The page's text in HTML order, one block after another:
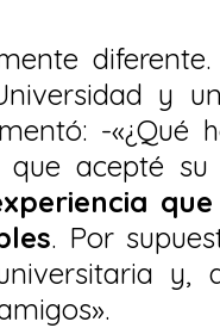
y
-«¿Qué
que acepté
. Por
y,